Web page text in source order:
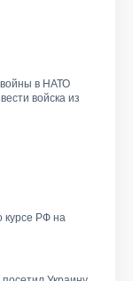
войны в НАТО
войска из
курсе РФ на